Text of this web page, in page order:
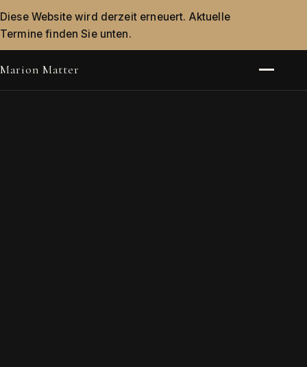
Diese Website wird derzeit erneuert. Aktuelle
Termine finden Sie unten.
Marion Matter